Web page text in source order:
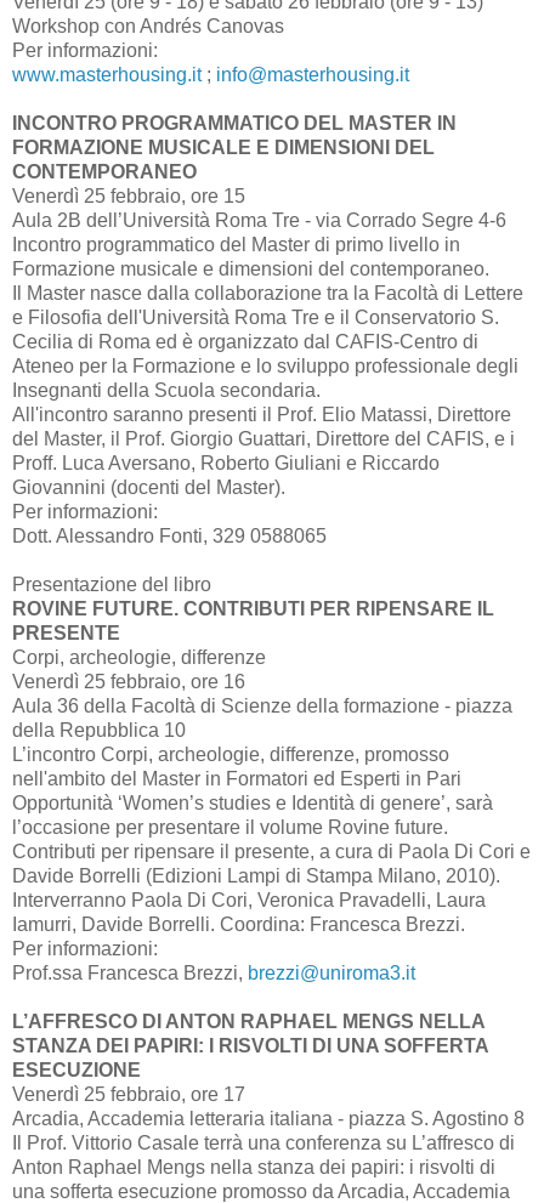
Workshop con Andrés Canovas
Per informazioni:
www.masterhousing.it; info@masterhousing.it
INCONTRO PROGRAMMATICO DEL MASTER IN
FORMAZIONE MUSICALE E DIMENSIONI DEL
CONTEMPORANEO
Venerdì 25 febbraio, ore 15
Aula 2B dell’Università Roma Tre - via Corrado Segre 4-6
Incontro programmatico del Master di primo livello in
Formazione musicale e dimensioni del contemporaneo.
Il Master nasce dalla collaborazione tra la Facoltà di Lettere
e Filosofia dell'Università Roma Tre e il Conservatorio S.
Cecilia di Roma ed è organizzato dal CAFIS-Centro di
Ateneo per la Formazione e lo sviluppo professionale degli
Insegnanti della Scuola secondaria.
All'incontro saranno presenti il Prof. Elio Matassi, Direttore
del Master, il Prof. Giorgio Guattari, Direttore del CAFIS, e i
Proff. Luca Aversano, Roberto Giuliani e Riccardo
Giovannini (docenti del Master).
Per informazioni:
Dott. Alessandro Fonti, 329 0588065
Presentazione del libro
ROVINE FUTURE. CONTRIBUTI PER RIPENSARE IL
PRESENTE
Corpi, archeologie, differenze
Venerdì 25 febbraio, ore 16
Aula 36 della Facoltà di Scienze della formazione - piazza
della Repubblica 10
L’incontro Corpi, archeologie, differenze, promosso
nell'ambito del Master in Formatori ed Esperti in Pari
Opportunità ‘Women’s studies e Identità di genere’, sarà
l’occasione per presentare il volume Rovine future.
Contributi per ripensare il presente, a cura di Paola Di Cori e
Davide Borrelli (Edizioni Lampi di Stampa Milano, 2010).
Interverranno Paola Di Cori, Veronica Pravadelli, Laura
Iamurri, Davide Borrelli. Coordina: Francesca Brezzi.
Per informazioni:
Prof.ssa Francesca Brezzi, brezzi@uniroma3.it
L’AFFRESCO DI ANTON RAPHAEL MENGS NELLA
STANZA DEI PAPIRI: I RISVOLTI DI UNA SOFFERTA
ESECUZIONE
Venerdì 25 febbraio, ore 17
Arcadia, Accademia letteraria italiana - piazza S. Agostino 8
Il Prof. Vittorio Casale terrà una conferenza su L’affresco di
Anton Raphael Mengs nella stanza dei papiri: i risvolti di
una sofferta esecuzione promosso da Arcadia, Accademia